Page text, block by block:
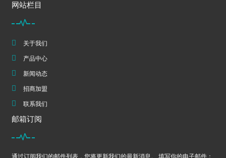
网站栏目
关于我们
产品中心
新闻动态
招商加盟
联系我们
邮箱订阅